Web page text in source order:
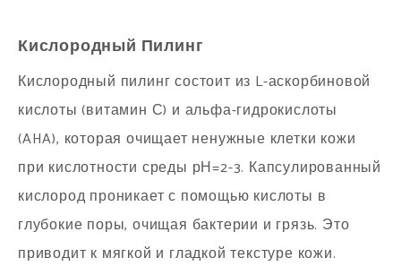
Кислородный Пилинг
Кислородный пилинг состоит из L-аскорбиновой
кислоты (витамин С) и альфа-гидрокислоты
(AHA), которая очищает ненужные клетки кожи
при кислотности среды рН=2-3. Капсулированный
кислород проникает с помощью кислоты в
глубокие поры, очищая бактерии и грязь. Это
приводит к мягкой и гладкой текстуре кожи.